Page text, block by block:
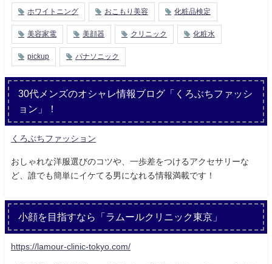
ホワイトニング おこもり美容 化粧品検定
美容家電 美顔器 クリニック 化粧水
pickup パナソニック
30代メンズのオシャレ情報ブログ「くろぶちファッシ
ョン」！
くろぶちファッション
おしゃれな洋服選びのコツや、一歩差をつけるアクセサリーな
ど、誰でも簡単にイケてる男になれる情報満載です！
小顔を目指すなら「ラムールクリニック東京」
https://lamour-clinic-tokyo.com/